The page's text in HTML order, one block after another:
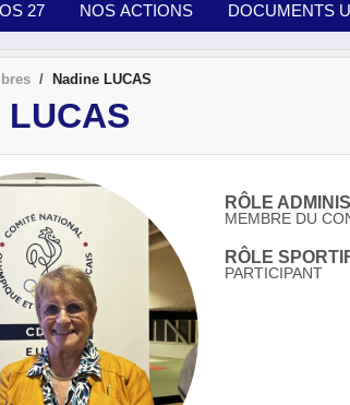
27 NOS ACTIONS DOCUMENTS
Nadine LUCAS
LUCAS
RÔLE
MEMBRE DU
RÔLE
PARTICIPANT